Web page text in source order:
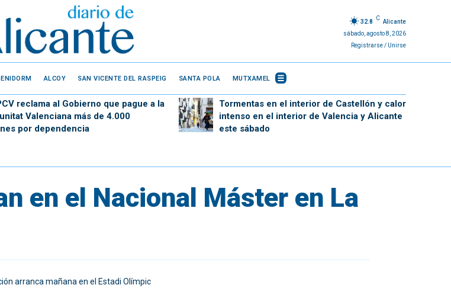
32.8
C
Alicante
sábado, agosto 8, 2026
Registrarse / Unirse
ALCOY SAN VICENTE DEL RASPEIG SANTA POLA MUTXAMEL
reclama al Gobierno que pague a la
Valenciana más de 4.000
por dependencia
Tormentas en el interior de Castellón y calor
intenso en el interior de Valencia y Alicante
este sábado
en el Nacional Máster en La
arranca mañana en el Estadi Olímpic